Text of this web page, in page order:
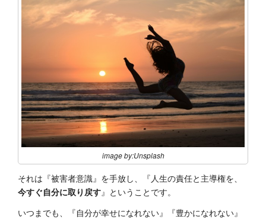
image by:Unsplash
それは『被害者意識』を手放し、『人生の責任と主導権を、
今すぐ自分に取り戻す』ということです。
いつまでも、『自分が幸せになれない』『豊かになれない』